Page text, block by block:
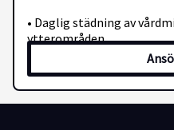
• Daglig städning av
ytterområden.
• Smittstädning.
• Bygg- och flyttstädning.